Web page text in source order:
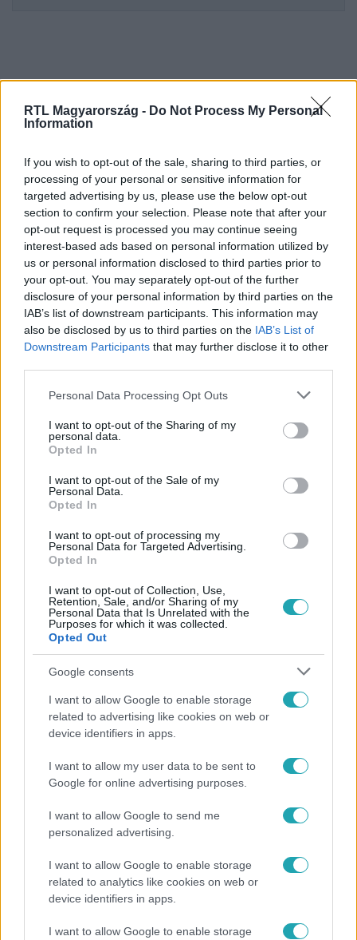
RTL Magyarország - Do Not Process My Personal
Information
If you wish to opt-out of the sale, sharing to third parties, or
processing of your personal or sensitive information for
targeted advertising by us, please use the below opt-out
section to confirm your selection. Please note that after your
opt-out request is processed you may continue seeing
interest-based ads based on personal information utilized by
us or personal information disclosed to third parties prior to
your opt-out. You may separately opt-out of the further
disclosure of your personal information by third parties on the
IAB’s list of downstream participants. This information may
also be disclosed by us to third parties on the IAB’s List of
Downstream Participants that may further disclose it to other
Please note that this website/app uses one or more Google
not limited to your visit or usage behaviour. You may click to
grant or deny consent to Google and its third-party tags to
use your data for below specified purposes in below Google
consent section.
Personal Data Processing Opt Outs
I want to opt-out of the Sharing of my
personal data.
Opted In
I want to opt-out of the Sale of my
Personal Data.
Opted In
I want to opt-out of processing my
Personal Data for Targeted Advertising.
Opted In
I want to opt-out of Collection, Use,
Retention, Sale, and/or Sharing of my
Personal Data that Is Unrelated with the
Purposes for which it was collected.
Opted Out
Google consents
I want to allow Google to enable storage
related to advertising like cookies on web or
device identifiers in apps.
I want to allow my user data to be sent to
Google for online advertising purposes.
I want to allow Google to send me
personalized advertising.
I want to allow Google to enable storage
related to analytics like cookies on web or
device identifiers in apps.
I want to allow Google to enable storage
Kövess minket, és értesülj a friss hírekről a
Facebookon is!
Követem
#GAZDASÁG #PÉNZÜGY #PÉNZ #ENERGIAÁRAK
#SZEDD MAGAD #CSERESZNYE
BUDAPESTI NAGYBANI PIAC #LOGISZTIKA
GYÜMÖLCSÁRAK
AGÁRKÖZGAZDASÁGI KUTATÓINTÉZET
Népszerű
Ennek a 3 csillagjegynek váratlan sikereket hozhat